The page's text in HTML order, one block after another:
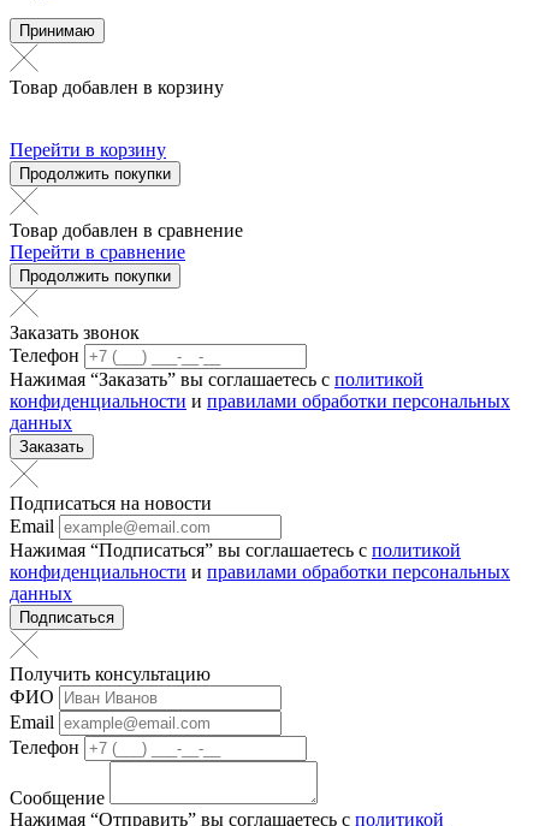
Принимаю
Товар добавлен в корзину
Перейти в корзину
Продолжить покупки
Товар добавлен в сравнение
Перейти в сравнение
Продолжить покупки
Заказать звонок
Телефон
Нажимая “Заказать” вы соглашаетесь с политикой
конфиденциальности и правилами обработки персональных
данных
Заказать
Подписаться на новости
Email
Нажимая “Подписаться” вы соглашаетесь с политикой
конфиденциальности и правилами обработки персональных
данных
Подписаться
Получить консультацию
ФИО
Email
Телефон
Сообщение
Нажимая “Отправить” вы соглашаетесь с политикой